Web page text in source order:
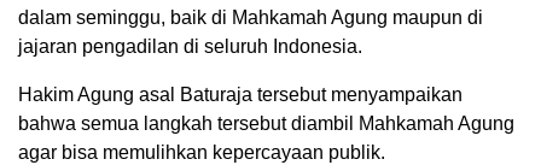
dalam seminggu, baik di Mahkamah Agung maupun di
jajaran pengadilan di seluruh Indonesia.
Hakim Agung asal Baturaja tersebut menyampaikan
bahwa semua langkah tersebut diambil Mahkamah Agung
agar bisa memulihkan kepercayaan publik.